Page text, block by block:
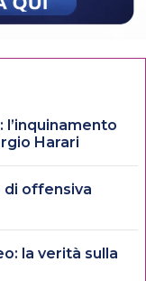
l’inquinamento
Harari
di offensiva
la verità sulla